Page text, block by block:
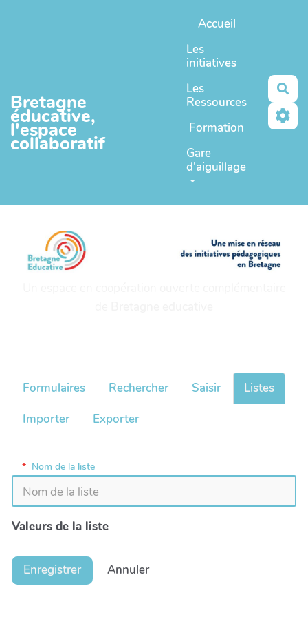
Bretagne
éducative,
l'espace
collaboratif
Accueil
Les
initiatives
Les
Ressources
Formation
Gare
d'aiguillage
Formulaires Rechercher Saisir
Listes
Importer
Exporter
* Nom de la liste
Valeurs de la liste
Enregistrer Annuler